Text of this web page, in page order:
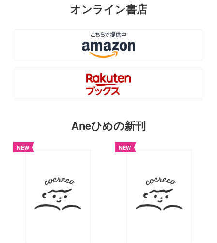
オンライン書店
Aneひめの新刊
NEW NEW